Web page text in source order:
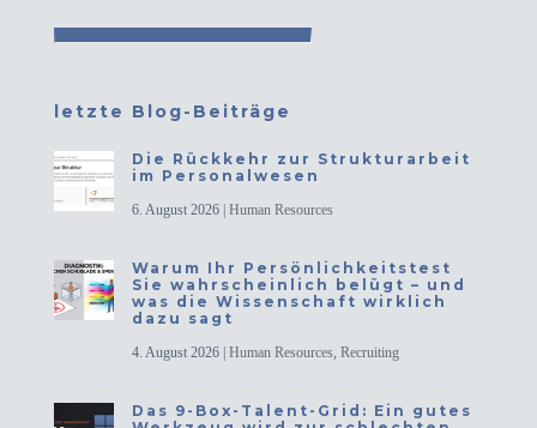
letzte Blog-Beiträge
Die Rückkehr zur Strukturarbeit
im Personalwesen
6. August 2026| Human Resources
Warum Ihr Persönlichkeitstest
Sie wahrscheinlich belügt – und
was die Wissenschaft wirklich
dazu sagt
4. August 2026| Human Resources, Recruiting
Das 9-Box-Talent-Grid: Ein gutes